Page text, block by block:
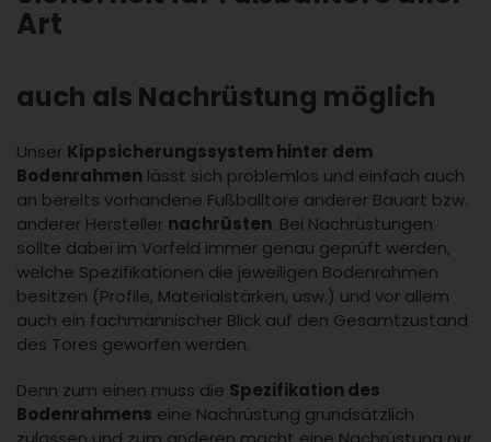
Art
auch als Nachrüstung möglich
Unser Kippsicherungssystem hinter dem
Bodenrahmen lässt sich problemlos und einfach auch
an bereits vorhandene Fußballtore anderer Bauart bzw.
anderer Hersteller nachrüsten. Bei Nachrüstungen
sollte dabei im Vorfeld immer genau geprüft werden,
welche Spezifikationen die jeweiligen Bodenrahmen
besitzen (Profile, Materialstärken, usw.) und vor allem
auch ein fachmännischer Blick auf den Gesamtzustand
des Tores geworfen werden.
Denn zum einen muss die Spezifikation des
Bodenrahmens eine Nachrüstung grundsätzlich